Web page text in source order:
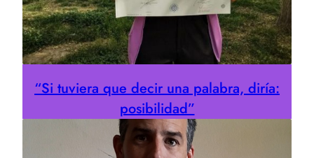
“Si tuviera que decir una palabra, diría:
posibilidad”